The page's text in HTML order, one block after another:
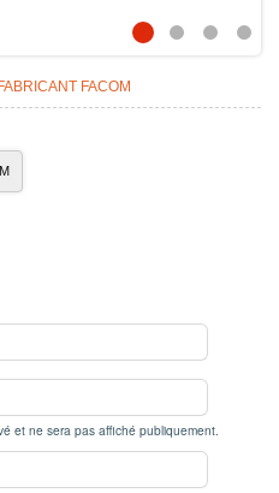
FACOM
et ne sera pas affiché publiquement.